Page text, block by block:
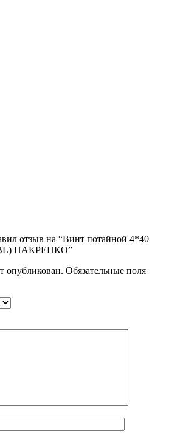
отзыв на “Винт потайной 4*40
BL) НАКРЕПКО”
опубликован. Обязательные поля